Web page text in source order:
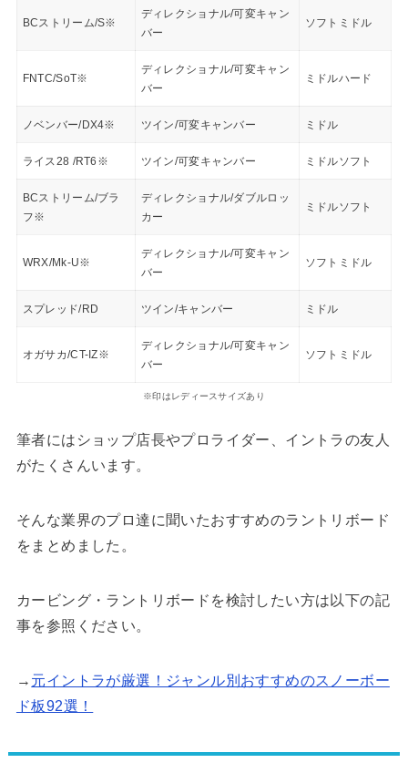
BCストリーム/S※
ディレクショナル/可変キャン
バー
ソフトミドル
FNTC/SoT※
ディレクショナル/可変キャン
バー
ミドルハード
ノベンバー/DX4※ ツイン/可変キャンバー ミドル
ライス28 /RT6※ ツイン/可変キャンバー ミドルソフト
BCストリーム/ブラ
フ※
ディレクショナル/ダブルロッ
カー
ミドルソフト
WRX/Mk-U※
ディレクショナル/可変キャン
バー
ソフトミドル
スプレッド/RD ツイン/キャンバー ミドル
オガサカ/CT-IZ※
ディレクショナル/可変キャン
バー
ソフトミドル
※印はレディースサイズあり
筆者にはショップ店長やプロライダー、イントラの友人
がたくさんいます。
そんな業界のプロ達に聞いたおすすめのラントリボード
をまとめました。
カービング・ラントリボードを検討したい方は以下の記
事を参照ください。
→ 元イントラが厳選！ジャンル別おすすめのスノーボー
ド板92選！